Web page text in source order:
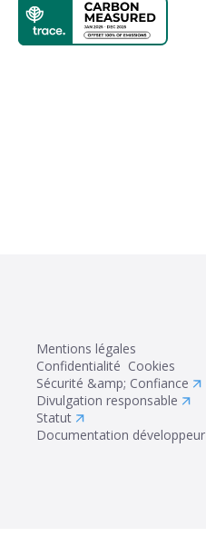
Mentions légales
Confidentialité Cookies
Sécurité &amp; Confiance
Divulgation responsable
Statut
Documentation développeur